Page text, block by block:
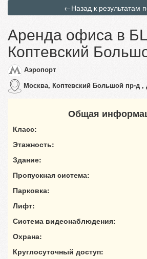
←Назад к результатам
Аренда офиса в
Коптевский
Аэропорт
Москва, Коптевский Большой пр-д ,
Общая
Класс:
Этажность:
Здание:
Пропускная система:
Парковка:
Лифт:
Система видеонаблюдения:
Охрана:
Круглосуточный доступ: